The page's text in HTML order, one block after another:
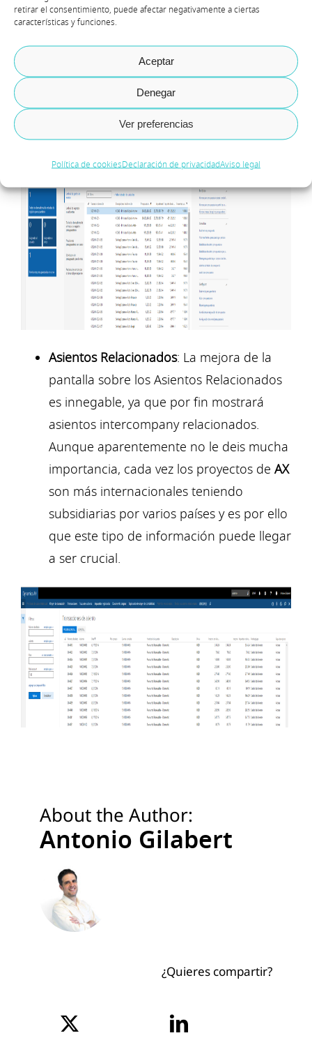
retirar el consentimiento, puede afectar negativamente a ciertas
características y funciones.
Aceptar
Denegar
Ver preferencias
Política de cookiesDeclaración de privacidadAviso legal
seremos capaces por fin de poder
diseñar un formato concreto para la
introducción de los presupuestos anuales
de la compañía tanto desde el propioAX
como desde Excel.
Asientos Relacionados: La mejora de la
pantalla sobre los Asientos Relacionados
es innegable, ya que por fin mostrará
asientos intercompany relacionados.
Aunque aparentemente no le deis mucha
importancia, cada vez los proyectos de AX
son más internacionales teniendo
subsidiarias por varios países y es por ello
que este tipo de información puede llegar
a ser crucial.
About the Author:
Antonio Gilabert
¿Quieres compartir?